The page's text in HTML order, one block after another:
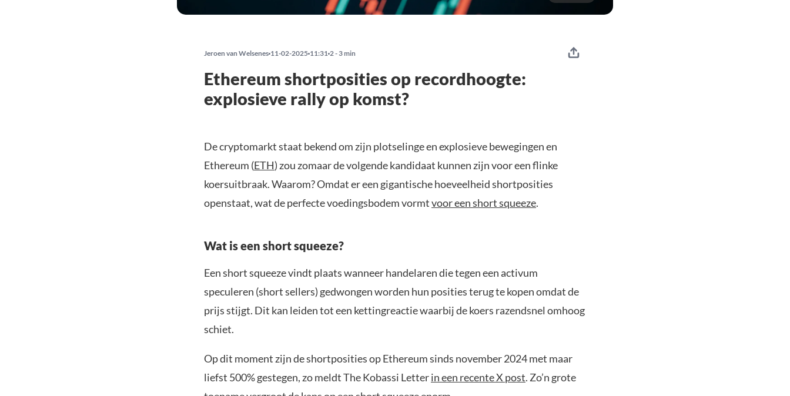
Jeroen van Welsenes 11-02-2025 11:31 2 - 3 min
Ethereum shortposities op recordhoogte:
explosieve rally op komst?
De cryptomarkt staat bekend om zijn plotselinge en explosieve bewegingen en
Ethereum (ETH) zou zomaar de volgende kandidaat kunnen zijn voor een flinke
koersuitbraak. Waarom? Omdat er een gigantische hoeveelheid shortposities
openstaat, wat de perfecte voedingsbodem vormtvoor een short squeeze.
Wat is een short squeeze?
Een short squeeze vindt plaats wanneer handelaren die tegen een activum
speculeren (short sellers) gedwongen worden hun posities terug te kopen omdat de
prijs stijgt. Dit kan leiden tot een kettingreactie waarbij de koers razendsnel omhoog
schiet.
Op dit moment zijn de shortposities op Ethereum sinds november 2024 met maar
liefst 500% gestegen, zo meldt The Kobassi Letterin een recente X post. Zo’n grote